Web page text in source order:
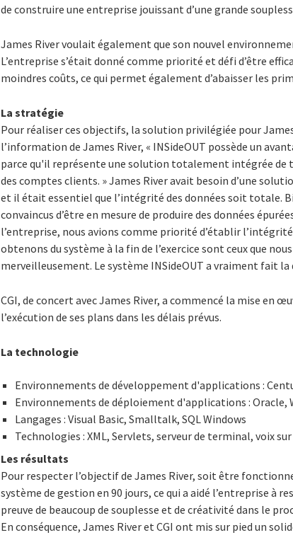
de construire une entreprise jouissant d’une grande
James River voulait également que son nouvel
L’entreprise s’était donné comme priorité et défi d’être
moindres coûts, ce qui permet également d’abaisser les
La stratégie
Pour réaliser ces objectifs, la solution privilégiée pour
l’information de James River, « INSideOUT possède un
parce qu'il représente une solution totalement intégrée de
des comptes clients. » James River avait besoin d’une
et il était essentiel que l’intégrité des données soit totale.
convaincus d’être en mesure de produire des données
l’entreprise, nous avions comme priorité d’établir
obtenons du système à la fin de l’exercice sont ceux que
merveilleusement. Le système INSideOUT a vraiment fait
CGI, de concert avec James River, a commencé la mise en
l’exécution de ses plans dans les délais prévus.
La technologie
Environnements de développement d'applications :
Environnements de déploiement d'applications : Oracle,
Langages : Visual Basic, Smalltalk, SQL Windows
Technologies : XML, Servlets, serveur de terminal, voix sur
Les résultats
Pour respecter l’objectif de James River, soit être
système de gestion en 90 jours, ce qui a aidé l’entreprise à
preuve de beaucoup de souplesse et de créativité dans le
En conséquence, James River et CGI ont mis sur pied un